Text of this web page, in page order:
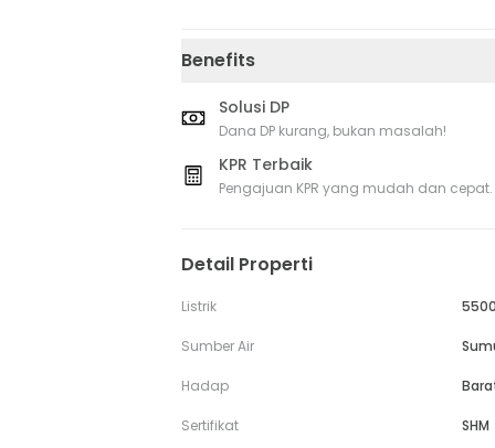
Benefits
Solusi DP
Dana DP kurang, bukan masalah!
KPR Terbaik
Pengajuan KPR yang mudah dan cepat.
Detail Properti
Listrik
Sumber Air
Hadap
Sertifikat SHM